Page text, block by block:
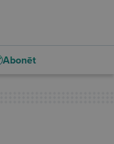
Abonēt